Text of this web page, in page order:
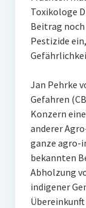
Toxikologe
Beitrag
Pestizide
Jan Pehrke
Gefahren
Konzern
anderer
ganze agro-
bekannten
Abholzung
indigener